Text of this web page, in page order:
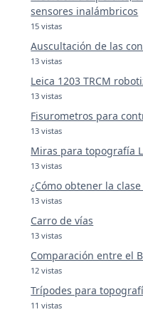
sensores inalámbricos
15 vistas
Auscultación de las
13 vistas
Leica 1203 TRCM
13 vistas
Fisurometros para
13 vistas
Miras para topografía
13 vistas
¿Cómo obtener la
13 vistas
Carro de vías
13 vistas
Comparación entre el
12 vistas
Trípodes para
11 vistas